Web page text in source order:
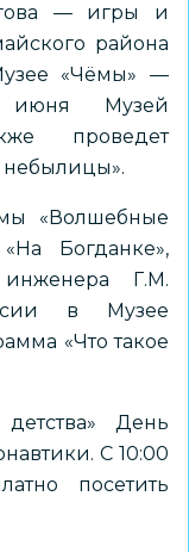
— игры и
района
«Чёмы» —
июня Музей
проведет
«Волшебные
Богданке»,
Г.М.
в Музее
«Что такое
День
С 10:00
посетить